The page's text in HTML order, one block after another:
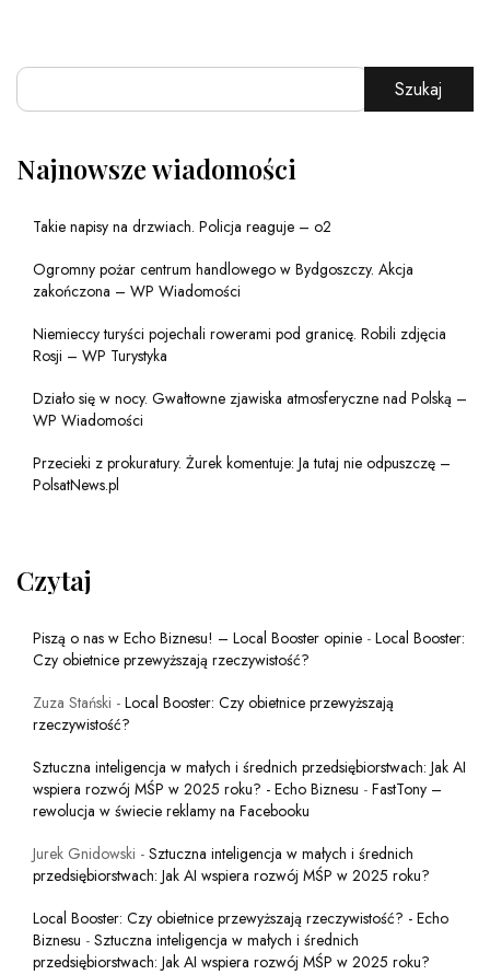
Szukaj
Najnowsze wiadomości
Takie napisy na drzwiach. Policja reaguje – o2
Ogromny pożar centrum handlowego w Bydgoszczy. Akcja
zakończona – WP Wiadomości
Niemieccy turyści pojechali rowerami pod granicę. Robili zdjęcia
Rosji – WP Turystyka
Działo się w nocy. Gwałtowne zjawiska atmosferyczne nad Polską –
WP Wiadomości
Przecieki z prokuratury. Żurek komentuje: Ja tutaj nie odpuszczę –
PolsatNews.pl
Czytaj
Piszą o nas w Echo Biznesu! – Local Booster opinie - Local Booster:
Czy obietnice przewyższają rzeczywistość?
Zuza Stański - Local Booster: Czy obietnice przewyższają
rzeczywistość?
Sztuczna inteligencja w małych i średnich przedsiębiorstwach: Jak AI
wspiera rozwój MŚP w 2025 roku? - Echo Biznesu - FastTony –
rewolucja w świecie reklamy na Facebooku
Jurek Gnidowski - Sztuczna inteligencja w małych i średnich
przedsiębiorstwach: Jak AI wspiera rozwój MŚP w 2025 roku?
Local Booster: Czy obietnice przewyższają rzeczywistość? - Echo
Biznesu - Sztuczna inteligencja w małych i średnich
przedsiębiorstwach: Jak AI wspiera rozwój MŚP w 2025 roku?